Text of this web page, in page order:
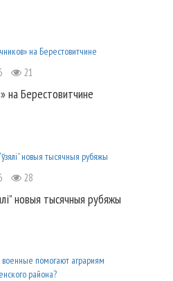
21
на Берестовитчине
28
новыя тысячныя рубяжы